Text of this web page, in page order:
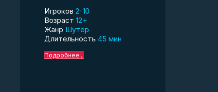
Игроков 2-10
Возраст 12+
Жанр Шутер
Длительность 45 мин
Подробнее...